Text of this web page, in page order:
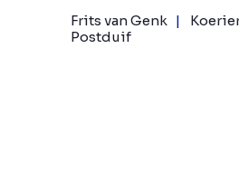
Frits van Genk
Postduif